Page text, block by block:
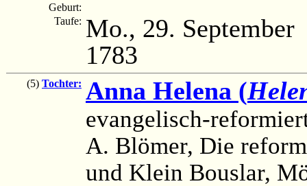
Geburt:
Taufe: Mo., 29. September
1783
(5) Tochter: Anna Helena (
evangelisch-
A. Blömer, Die
und Klein Bouslar,